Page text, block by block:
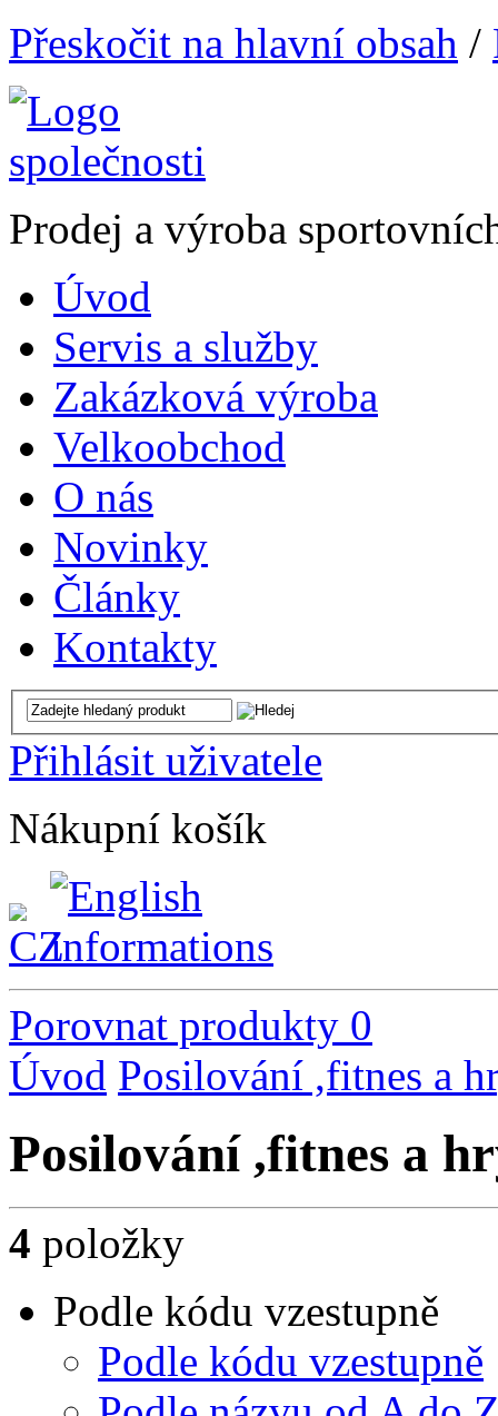
Přeskočit na hlavní obsah /
Prodej a výroba
Úvod
Servis a služby
Zakázková výroba
Velkoobchod
O nás
Novinky
Články
Kontakty
Přihlásit uživatele
Nákupní košík
Porovnat produkty 0
Úvod Posilování ,fitnes a
Posilování ,fitnes a
4 položky
Podle kódu vzestupně
Podle kódu vzestupně